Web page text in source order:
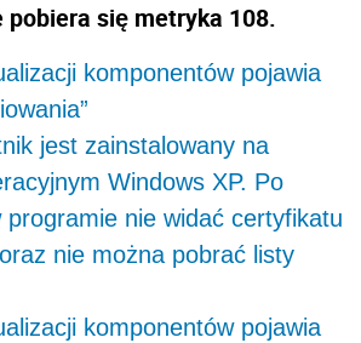
pobiera się metryka 108.
komponentów pojawia
jest zainstalowany na
Windows XP. Po
programie nie widać certyfikatu
nie można pobrać listy
komponentów pojawia